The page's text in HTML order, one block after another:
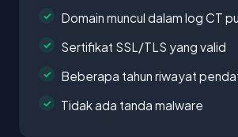
Domain muncul dalam log CT
Sertifikat SSL/TLS yang valid
Beberapa tahun riwayat
Tidak ada tanda malware